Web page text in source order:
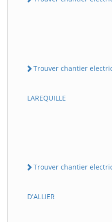
Trouver chantier
LAREQUILLE
Trouver chantier
D'ALLIER